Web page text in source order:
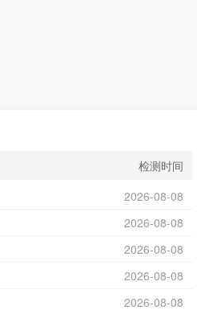
检测时间
2026-08-08
2026-08-08
2026-08-08
2026-08-08
2026-08-08